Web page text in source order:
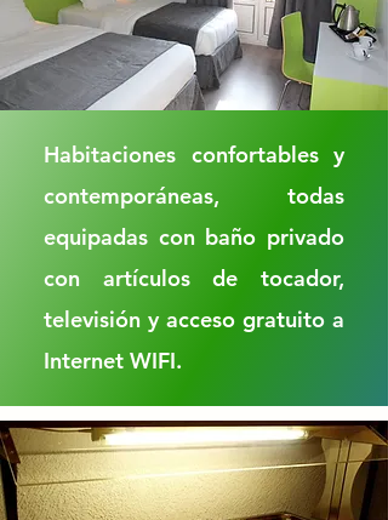
Habitaciones confortables y
contemporáneas, todas
equipadas con baño privado
con artículos de tocador,
televisión y acceso gratuito a
Internet WIFI.